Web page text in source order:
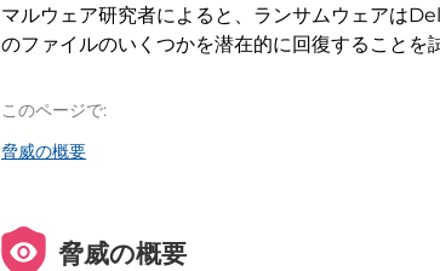
マルウェア研究者によると、ランサムウェアは
のファイルのいくつかを潜在的に回復すること
このページで:
脅威の概要
脅威の概要